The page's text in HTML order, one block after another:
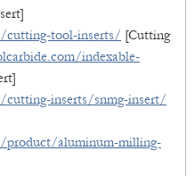
cutting-tool-inserts/ [Cutting
indexable-
inserts/snmg-insert/
product/aluminum-milling-